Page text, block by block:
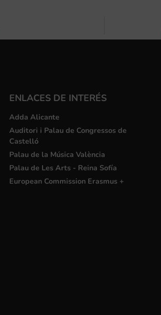
ENLACES DE INTERÉS
Adda Alicante
Auditori i Palau de Congressos de
Castelló
Palau de la Música València
Palau de Les Arts - Reina Sofía
European Commission Erasmus +